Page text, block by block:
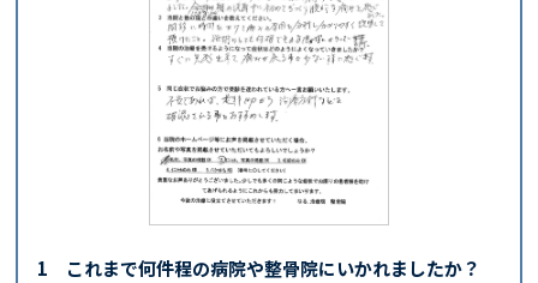
1 これまで何件程の病院や整骨院にいかれましたか？